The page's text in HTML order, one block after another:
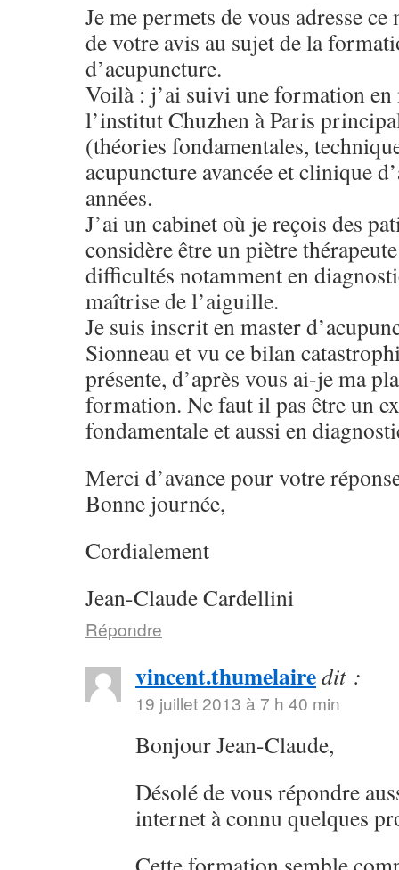
Je me permets de vous adresse ce
de votre avis au sujet de la
d’acupuncture.
Voilà : j’ai suivi une formation en
l’institut Chuzhen à Paris
(théories fondamentales,
acupuncture avancée et clinique
années.
J’ai un cabinet où je reçois des
considère être un piètre
difficultés notamment en
maîtrise de l’aiguille.
Je suis inscrit en master
Sionneau et vu ce bilan
présente, d’après vous ai-je ma
formation. Ne faut il pas être un
fondamentale et aussi en
Merci d’avance pour votre
Bonne journée,
Cordialement
Jean-Claude Cardellini
Répondre
vincent.thumelairedit :
19 juillet 2013 à 7 h 40 min
Bonjour Jean-Claude,
Désolé de vous répondre
internet à connu quelques